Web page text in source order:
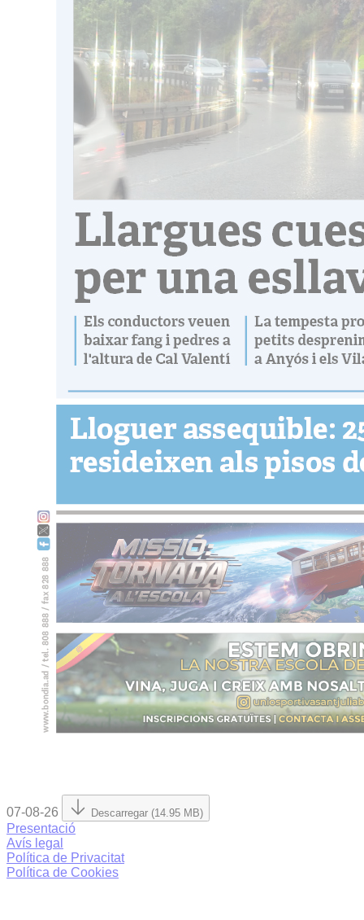
07-08-26 Descarregar (14.95 MB)
Presentació
Avís legal
Política de Privacitat
Política de Cookies